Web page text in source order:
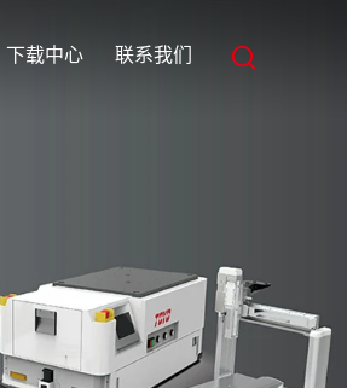
下载中心 联系我们